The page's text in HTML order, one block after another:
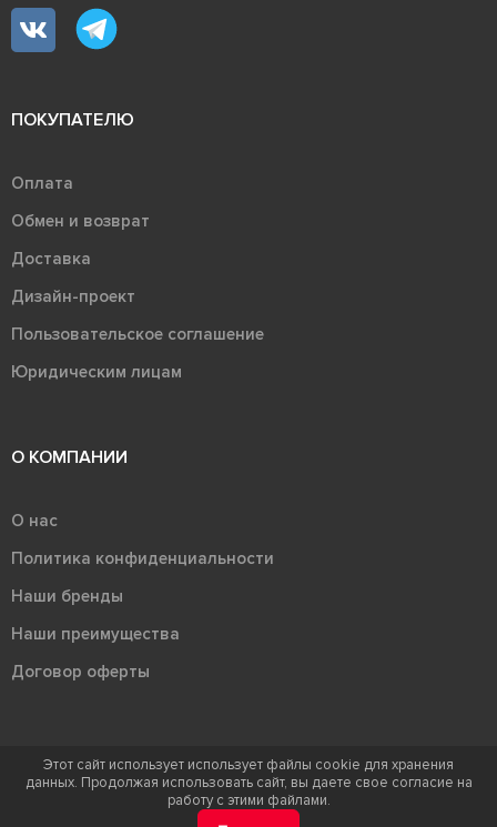
ПОКУПАТЕЛЮ
Оплата
Обмен и возврат
Доставка
Дизайн-проект
Пользовательское соглашение
Юридическим лицам
О КОМПАНИИ
О нас
Политика конфиденциальности
Наши бренды
Наши преимущества
Договор оферты
Терра - территория керамики 2026
Ⓒ Правообладателем товарного знака "Терра" является ООО "Атлас-
Этот сайт использует использует файлы cookie для хранения
данных. Продолжая использовать сайт, вы даете свое согласие на
работу с этими файлами.